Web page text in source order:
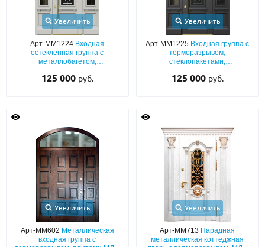
Увеличить
Арт-ММ1224 Входная
остекленная группа с
металлобагетом,
окрасом RAL 9002
125 000 руб.
Увеличить
Арт-ММ1225 Входная группа с
терморазрывом,
стеклопакетами,
покрытием RAL 9004
125 000 руб.
Увеличить
Арт-ММ602 Металлическая
входная группа с
Увеличить
Арт-ММ713 Парадная
металлическая коттеджная